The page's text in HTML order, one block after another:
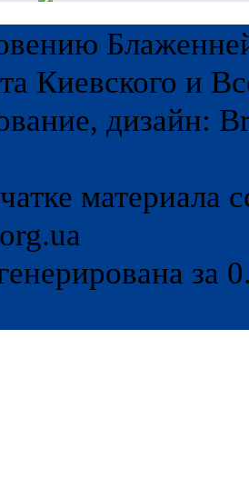
Киевского и
дизайн:
материала
за